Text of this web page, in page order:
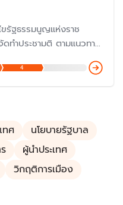
ขรัฐธรรมนูญแห่งราช
ทำประชามติ ตามแนวทาง
4
ทศ
นโยบายรัฐบาล
ผู้นำประเทศ
วิกฤติการเมือง